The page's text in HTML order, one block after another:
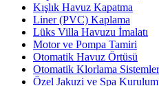
Kışlık Havuz Kapatma
Liner (PVC) Kaplama
Lüks Villa Havuzu İmalatı
Motor ve Pompa Tamiri
Otomatik Havuz Örtüsü
Otomatik Klorlama
Özel Jakuzi ve Spa